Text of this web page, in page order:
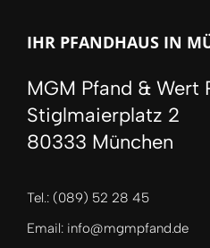
IHR PFANDHAUS IN
MGM Pfand & Wert
Stiglmaierplatz 2
80333 München
Tel.: (089) 52 28 45
Email: info@mgmpfand.de